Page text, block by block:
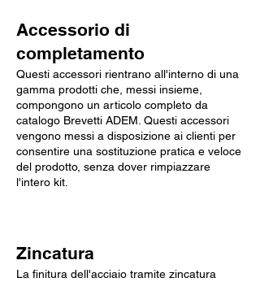
Accessorio di
completamento
Questi accessori rientrano all'interno di una
gamma prodotti che, messi insieme,
compongono un articolo completo da
catalogo Brevetti ADEM. Questi accessori
vengono messi a disposizione ai clienti per
consentire una sostituzione pratica e veloce
del prodotto, senza dover rimpiazzare
l'intero kit.
Zincatura
La finitura dell'acciaio tramite zincatura